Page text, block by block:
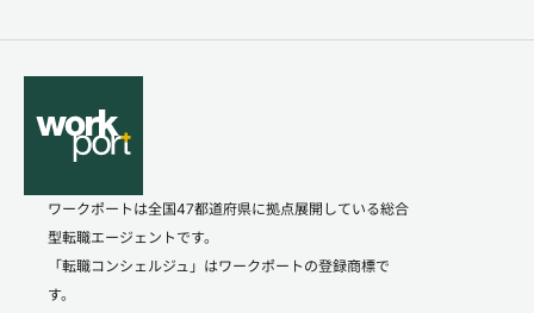
ワークポートは全国47都道府県に拠点展開している総合
型転職エージェントです。
「転職コンシェルジュ」はワークポートの登録商標で
す。